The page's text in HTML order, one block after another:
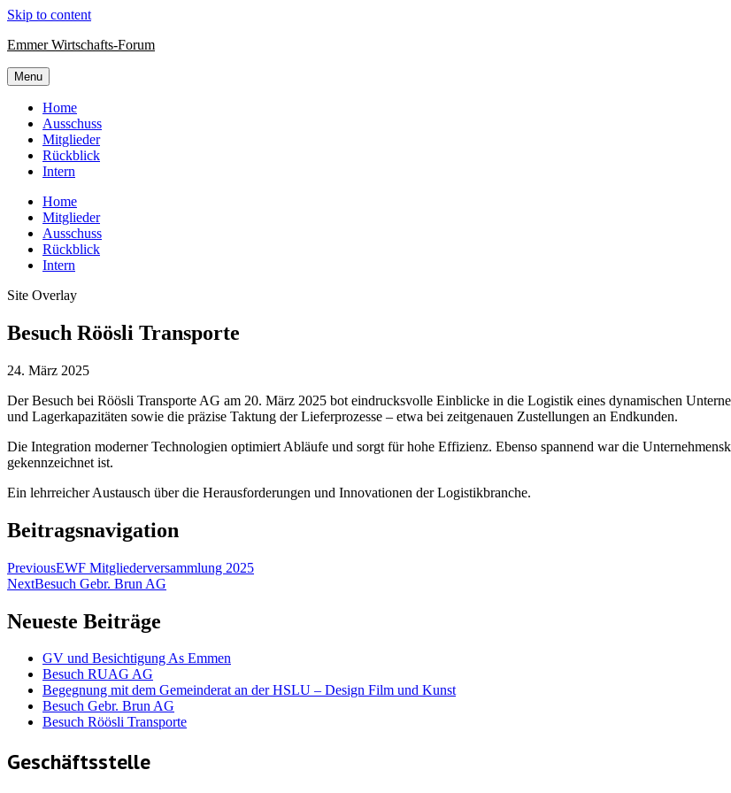
Skip to content
Emmer Wirtschafts-Forum
Menu
Home
Ausschuss
Mitglieder
Rückblick
Intern
Home
Mitglieder
Ausschuss
Rückblick
Intern
Site Overlay
Besuch Röösli Transporte
24. März 2025
Der Besuch bei Röösli Transporte AG am 20. März 2025 bot eindrucksvolle Einblicke in die Logistik eines dynamischen
und Lagerkapazitäten sowie die präzise Taktung der Lieferprozesse – etwa bei zeitgenauen Zustellungen an Endkunden.
Die Integration moderner Technologien optimiert Abläufe und sorgt für hohe Effizienz. Ebenso spannend war die
gekennzeichnet ist.
Ein lehrreicher Austausch über die Herausforderungen und Innovationen der Logistikbranche.
Beitragsnavigation
PreviousEWF Mitgliederversammlung 2025
NextBesuch Gebr. Brun AG
Neueste Beiträge
GV und Besichtigung As Emmen
Besuch RUAG AG
Begegnung mit dem Gemeinderat an der HSLU – Design Film und Kunst
Besuch Gebr. Brun AG
Besuch Röösli Transporte
Geschäftsstelle